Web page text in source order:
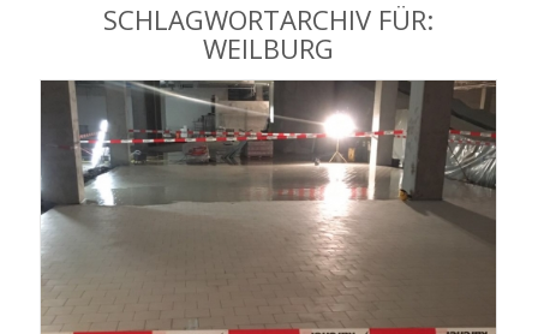
SCHLAGWORTARCHIV FÜR:
WEILBURG